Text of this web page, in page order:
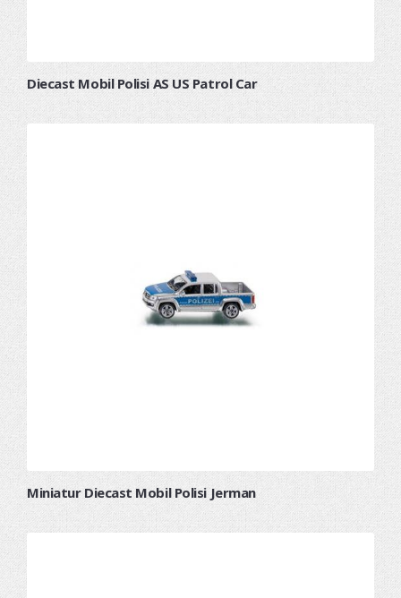
Diecast Mobil Polisi AS US Patrol Car
Miniatur Diecast Mobil Polisi Jerman